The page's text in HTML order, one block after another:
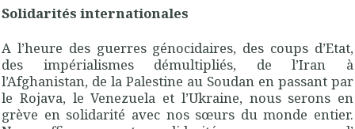
Solidarités internationales
A l’heure des guerres génocidaires, des coups d’Etat,
des impérialismes démultipliés, de l’Iran à
l’Afghanistan, de la Palestine au Soudan en passant par
le Rojava, le Venezuela et l’Ukraine, nous serons en
grève en solidarité avec nos sœurs du monde entier.